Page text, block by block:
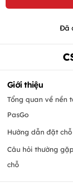
Đã
Giới thiệu
Tổng quan về nền
PasGo
Hướng dẫn đặt chỗ
Câu hỏi thường
chỗ